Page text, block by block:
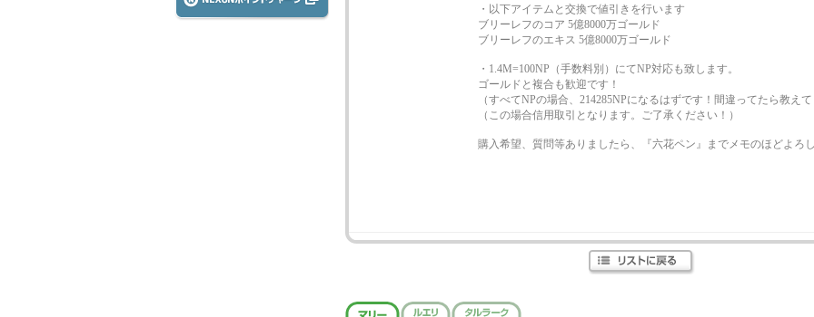
・以下アイテムと交換で値引きを行います
ブリーレフのコア 5億8000万ゴールド
ブリーレフのエキス 5億8000万ゴールド
・1.4M=100NP（手数料別）にてNP対応も致します。
ゴールドと複合も歓迎です！
（すべてNPの場合、214285NPになるはずです！間違ってたら教えて
（この場合信用取引となります。ご了承ください！）
購入希望、質問等ありましたら、『六花ペン』までメモのほどよろ